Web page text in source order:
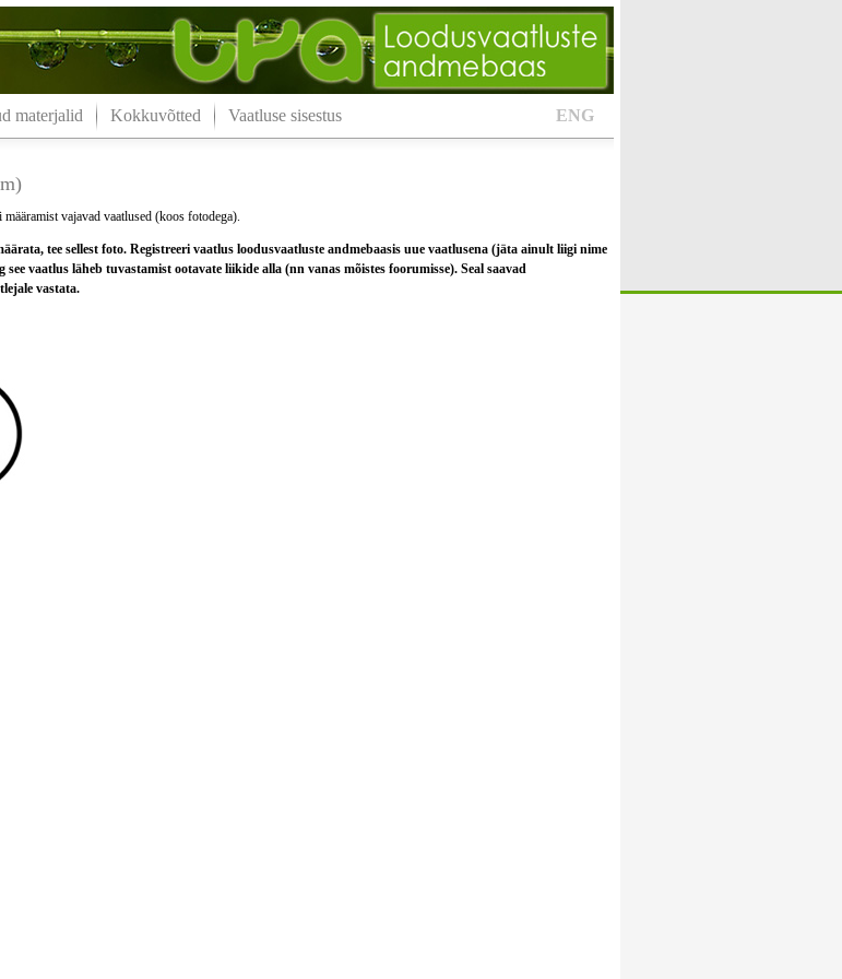
ENG
materjalid Kokkuvõtted Vaatluse sisestus
vajavad vaatlused (koos fotodega).
tee sellest foto. Registreeri vaatlus loodusvaatluste andmebaasis uue vaatlusena (jäta ainult liigi nime
vaatlus läheb tuvastamist ootavate liikide alla (nn vanas mõistes foorumisse). Seal saavad
vastata.